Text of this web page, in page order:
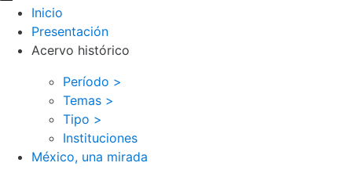
Inicio
Presentación
Acervo histórico
Período >
Temas >
Tipo >
Instituciones
México, una mirada